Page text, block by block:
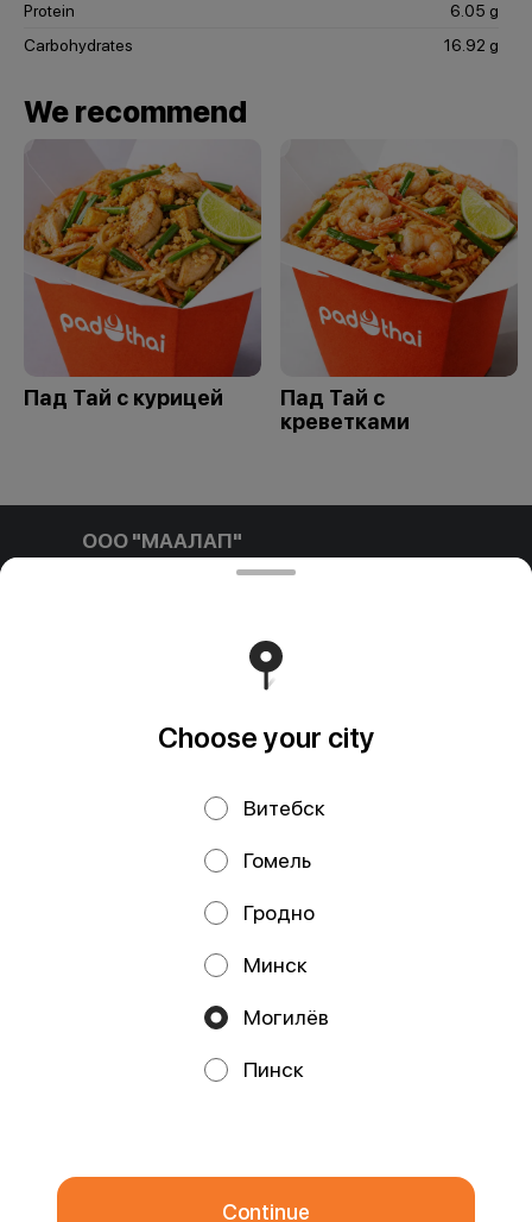
processing of your browser's cookies and the use of analytical
services in accordance with
Protein
6.05 g
Carbohydrates
16.92 g
We recommend
Пад Тай с курицей
Пад Тай с
креветками
ООО "МААЛАП"
ООО "МААЛАП" УНП 791411769 212001, г. Могилев, ул.
района г. Могилева 16.09.2025 г.
Foodpicásso
Privacy Policy
Public Offer
Choose your city
Витебск
Гомель
Гродно
Минск
Могилёв
Пинск